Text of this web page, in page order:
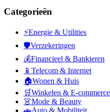
Categorieën
⚡Energie & Utilities
🛡️Verzekeringen
💰Financieel & Bankieren
📱 Telecom & Internet
🏠Wonen & Huis
🛒Winkelen & E-commerce
👗Mode & Beauty
🚗Auto & Mobiliteit